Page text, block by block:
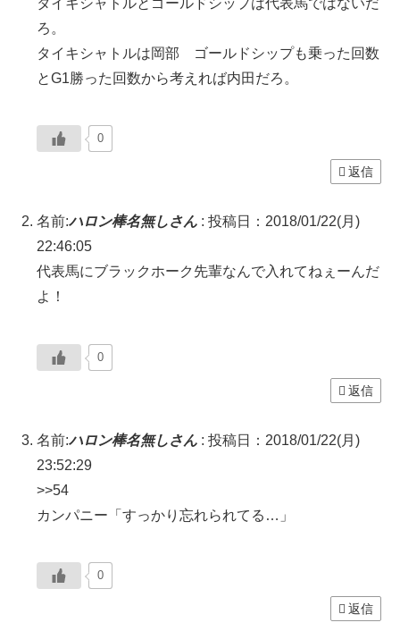
ろ。
タイキシャトルは岡部 ゴールドシップも乗った回数
とG1勝った回数から考えれば内田だろ。
0
返信
名前:ハロン棒名無しさん : 投稿日：2018/01/22(月)
22:46:05
代表馬にブラックホーク先輩なんで入れてねぇーんだ
よ！
0
返信
名前:ハロン棒名無しさん : 投稿日：2018/01/22(月)
23:52:29
>>54
カンパニー「すっかり忘れられてる…」
0
返信